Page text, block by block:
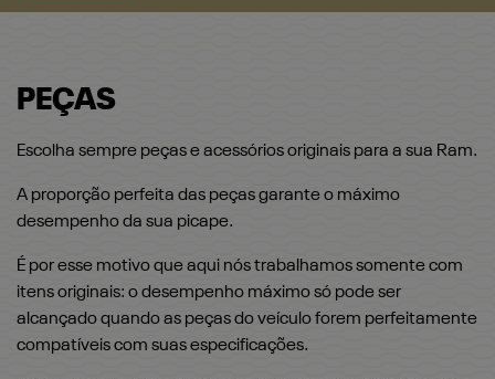
PEÇAS
Escolha sempre peças e acessórios originais para a sua Ram.
A proporção perfeita das peças garante o máximo
desempenho da sua picape.
É por esse motivo que aqui nós trabalhamos somente com
itens originais: o desempenho máximo só pode ser
alcançado quando as peças do veículo forem perfeitamente
compatíveis com suas especificações.